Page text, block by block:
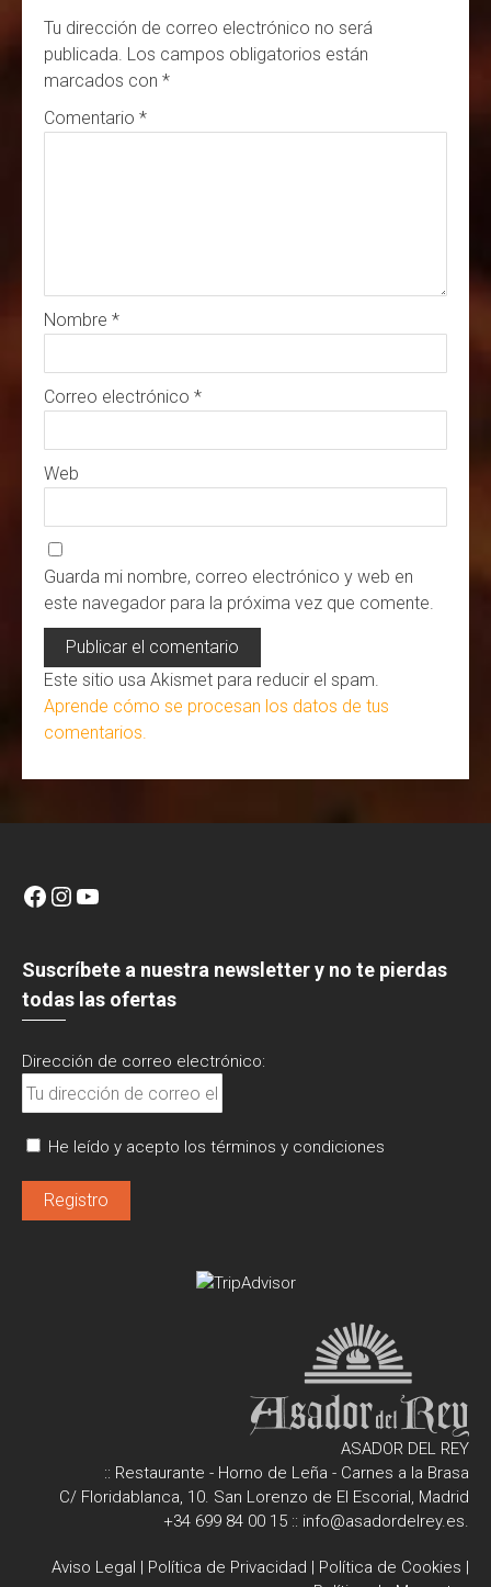
Tu dirección de correo electrónico no será
publicada. Los campos obligatorios están
marcados con *
Comentario *
Nombre *
Correo electrónico *
Web
Guarda mi nombre, correo electrónico y web en
este navegador para la próxima vez que comente.
Este sitio usa Akismet para reducir el spam.
Aprende cómo se procesan los datos de tus
comentarios.
Facebook
Instagram
Suscríbete a nuestra newsletter y no te pierdas
todas las ofertas
Dirección de correo electrónico:
He leído y acepto los términos y condiciones
ASADOR DEL REY
:: Restaurante - Horno de Leña - Carnes a la Brasa
C/ Floridablanca, 10. San Lorenzo de El Escorial, Madrid
+34 699 84 00 15 :: info@asadordelrey.es.
Aviso Legal Política de Privacidad Política de Cookies